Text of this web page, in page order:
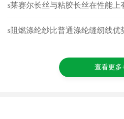
s莱赛尔长丝与粘胶长丝在性能上
s阻燃涤纶纱比普通涤纶缝纫线优
查看更多